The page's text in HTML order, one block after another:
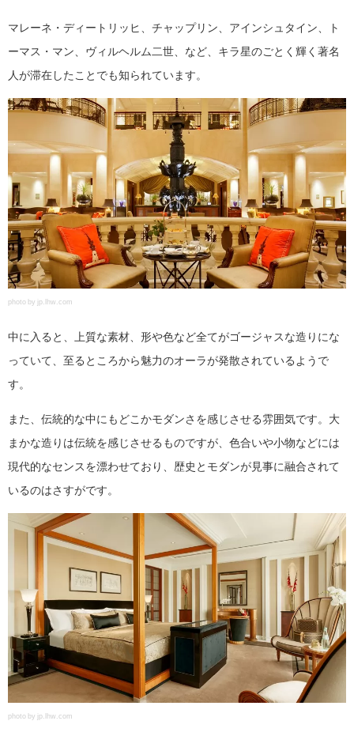
マレーネ・ディートリッヒ、チャップリン、アインシュタイン、ト
ーマス・マン、ヴィルヘルム二世、など、キラ星のごとく輝く著名
人が滞在したことでも知られています。
photo by jp.lhw.com
中に入ると、上質な素材、形や色など全てがゴージャスな造りにな
っていて、至るところから魅力のオーラが発散されているようで
す。
また、伝統的な中にもどこかモダンさを感じさせる雰囲気です。大
まかな造りは伝統を感じさせるものですが、色合いや小物などには
現代的なセンスを漂わせており、歴史とモダンが見事に融合されて
いるのはさすがです。
photo by jp.lhw.com